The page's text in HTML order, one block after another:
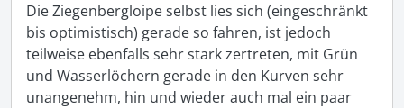
Die Ziegenbergloipe selbst lies sich (eingeschränkt
bis optimistisch) gerade so fahren, ist jedoch
teilweise ebenfalls sehr stark zertreten, mit Grün
und Wasserlöchern gerade in den Kurven sehr
unangenehm, hin und wieder auch mal ein paar